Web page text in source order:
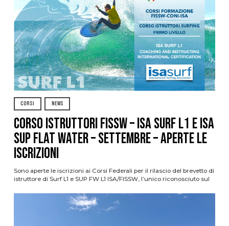
CORSI NEWS
CORSO ISTRUTTORI FISSW – ISA SURF L1 e ISA
SUP Flat Water – SETTEMBRE – APERTE LE
ISCRIZIONI
Sono aperte le iscrizioni ai Corsi Federali per il rilascio del brevetto di
istruttore di Surf L1 e SUP FW L1 ISA/FISSW, l’unico riconosciuto sul